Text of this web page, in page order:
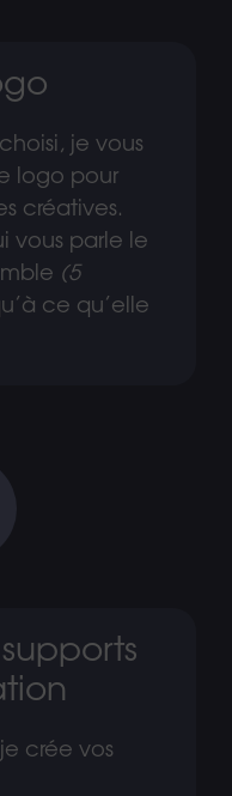
je vous
logo pour
créatives.
vous parle le
(5
ce qu’elle
crée vos